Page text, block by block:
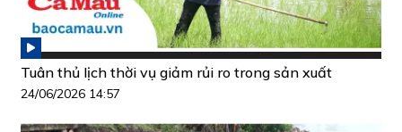
Tuân thủ lịch thời vụ giảm rủi ro trong sản xuất
24/06/2026 14:57